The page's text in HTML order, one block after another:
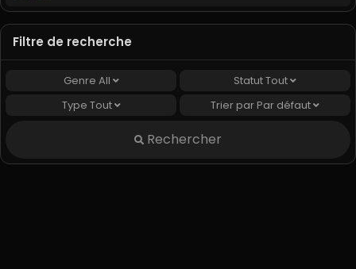
Filtre de recherche
Genre All StatutTout
Type Tout Trier par Par défaut
Rechercher